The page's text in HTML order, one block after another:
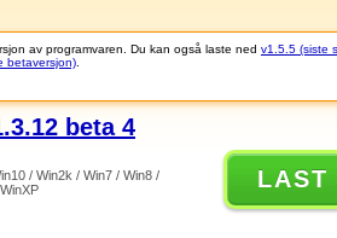
av programvaren. Du kan også laste ned v1.5.5 (siste
betaversjon)
beta 4
/ Win2k / Win7 / Win8 /
LAST